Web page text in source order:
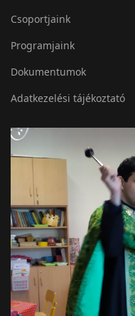
Csoportjaink
Programjaink
Dokumentumok
Adatkezelési tájékoztató